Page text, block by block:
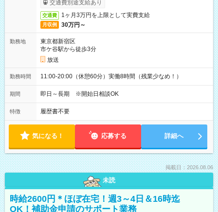
交通費別途支給あり
交通費 1ヶ月3万円を上限として実費支給
月収例 30万円～
勤務地
東京都新宿区
市ケ谷駅から徒歩3分
放送
勤務時間 11:00-20:00（休憩60分）実働8時間（残業少なめ！）
期間 即日～長期 ※開始日相談OK
特徴 履歴書不要
気になる！ 応募する 詳細へ
掲載日：2026.08.06
未読
時給2600円＊ほぼ在宅！週3～4日＆16時迄
OK！補助金申請のサポート業務